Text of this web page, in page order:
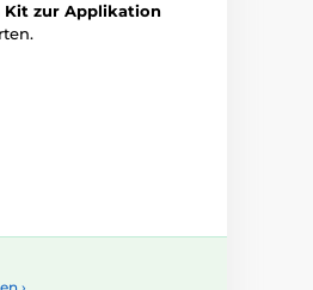
Kit zur Applikation